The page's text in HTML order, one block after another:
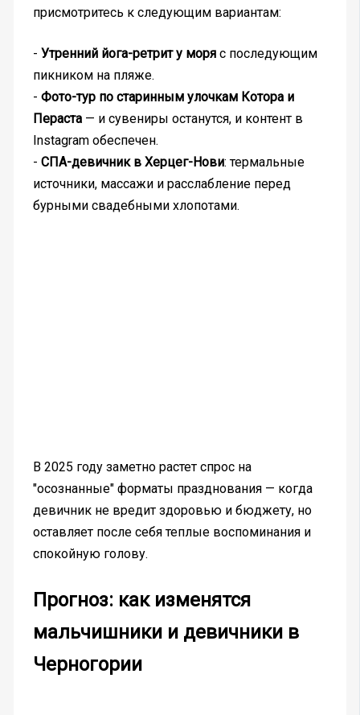
присмотритесь к следующим вариантам:
- Утренний йога-ретрит у моряс последующим
пикником на пляже.
- Фото-тур по старинным улочкам Котора и
Пераста— и сувениры останутся, и контент в
Instagram обеспечен.
- СПА-девичник в Херцег-Нови: термальные
источники, массажи и расслабление перед
бурными свадебными хлопотами.
В 2025 году заметно растет спрос на
"осознанные" форматы празднования — когда
девичник не вредит здоровью и бюджету, но
оставляет после себя теплые воспоминания и
спокойную голову.
Прогноз: как изменятся
мальчишники и девичники в
Черногории